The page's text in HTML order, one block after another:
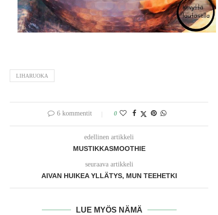
LIHARUOKA
6 kommentit 0
edellinen artikkeli
MUSTIKKASMOOTHIE
seuraava artikkeli
AIVAN HUIKEA YLLÄTYS, MUN TEEHETKI
LUE MYÖS NÄMÄ